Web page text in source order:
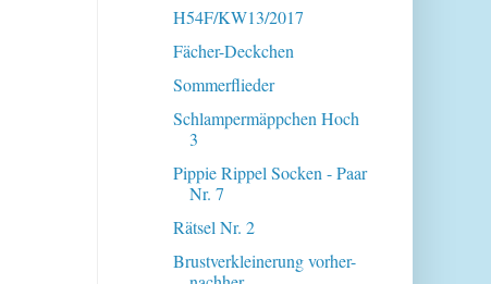
H54F/KW13/2017
Fächer-Deckchen
Sommerflieder
Schlampermäppchen Hoch
3
Pippie Rippel Socken - Paar
Nr. 7
Rätsel Nr. 2
Brustverkleinerung vorher-